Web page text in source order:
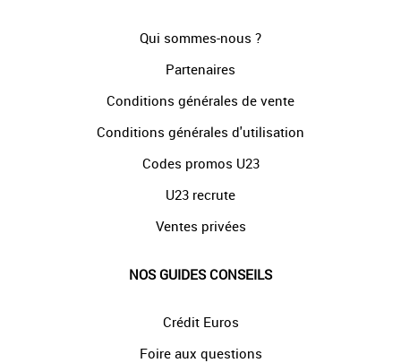
Qui sommes-nous ?
Partenaires
Conditions générales de vente
Conditions générales d'utilisation
Codes promos U23
U23 recrute
Ventes privées
NOS GUIDES CONSEILS
Crédit Euros
Foire aux questions